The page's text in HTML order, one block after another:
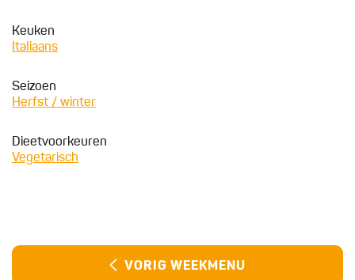
Keuken
Italiaans
Seizoen
Herfst / winter
Dieetvoorkeuren
Vegetarisch
VORIG WEEKMENU